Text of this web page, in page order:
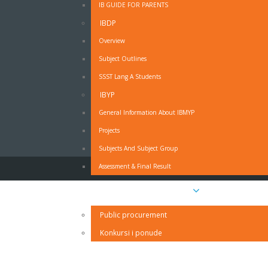
IB GUIDE FOR PARENTS
IBDP
Overview
Subject Outlines
SSST Lang A Students
IBYP
General Information About IBMYP
Projects
Subjects And Subject Group
Assessment & Final Result
Public procurement
Konkursi i ponude
OBRAZAC - MOLBA ZA ODSUSTVO SA
Obrazac - Molba za odsustvo sa nastave - PDF
Obrazac - Molba za odsustvo sa nastave - MS Word
IZJAVA RODITELJA O PRAVDANJU IZOSTANAKA